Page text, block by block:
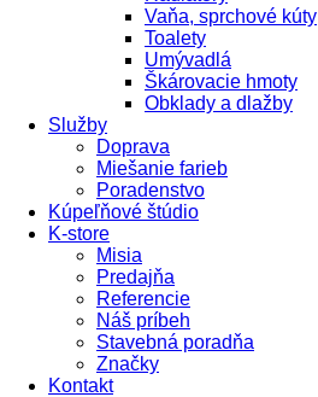
Vaňa, sprchové kúty
Toalety
Umývadlá
Škárovacie hmoty
Obklady a dlažby
Služby
Doprava
Miešanie farieb
Poradenstvo
Kúpeľňové štúdio
K-store
Misia
Predajňa
Referencie
Náš príbeh
Stavebná poradňa
Značky
Kontakt